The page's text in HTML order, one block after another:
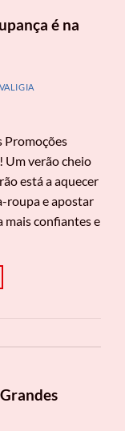
é na
VALIGIA
Promoções
Um verão cheio
está a aquecer
roupa e apostar
mais confiantes e